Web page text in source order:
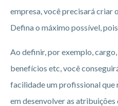
empresa, você precisará criar
Defina o máximo possível,
Ao definir, por exemplo,
benefícios etc, você
facilidade um profissional que
em desenvolver as atribuições